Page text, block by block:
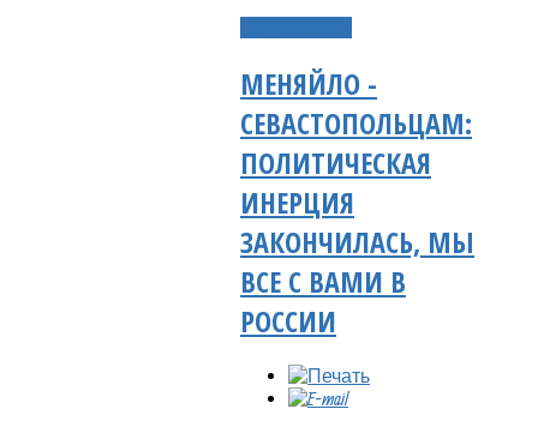
МЕНЯЙЛО -
СЕВАСТОПОЛЬЦАМ:
ПОЛИТИЧЕСКАЯ
ИНЕРЦИЯ
ЗАКОНЧИЛАСЬ, МЫ
ВСЕ С ВАМИ В
РОССИИ